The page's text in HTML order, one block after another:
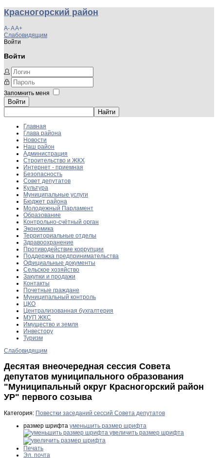
Красногорский район
A-AA+
Слабовидящим
Войти
Войти
Запомнить меня
Войти
Главная
Глава района
Новости
Наш район
Администрация
Строительство и ЖКХ
Интернет - приемная
Безопасность
Совет депутатов
Культура
Муниципальные услуги
Бюджет района
Молодежный Парламент
Образование
Контрольно-счётный орган
Экономика
Территориальные отделы
Здравоохранение
Противодействие коррупции
Поддержка предпринимательства
Официальные документы
Сельское хозяйство
Закупки и продажи
Контакты
Почетные граждане
Муниципальный контроль
ЦКО
Централизованная бухгалтерия
МУП ЖКС
Имущество и земля
Инвестору
Туризм
Слабовидящим
Десятая внеочередная сессия Совета
депутатов муниципального образования
"Муниципальный округ Красногорский район
УР" первого созыва
Категория: Повестки заседаний сессий Совета депутатов
размер шрифта уменьшить размер шрифта
увеличить размер шрифта
Печать
Эл. почта